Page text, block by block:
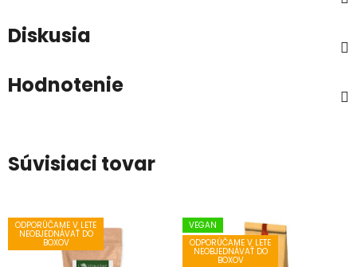
Diskusia
Hodnotenie
Súvisiaci tovar
ODPORÚČAME V LETE
NEOBJEDNÁVAŤ DO
BOXOV
VEGAN
ODPORÚČAME V LETE
NEOBJEDNÁVAŤ DO
BOXOV